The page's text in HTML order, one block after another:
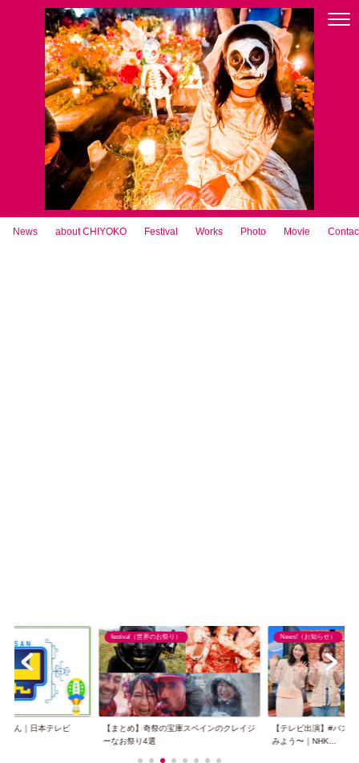
News about CHIYOKO Festival Works Photo Movie
さん｜日本テレビ
festival（世界のお祭り）
【まとめ】奇祭の宝庫スペインのクレイジ
ーなお祭り4選
News!（お知らせ）
【テレビ出演】#バズ
みよう〜｜NHK...